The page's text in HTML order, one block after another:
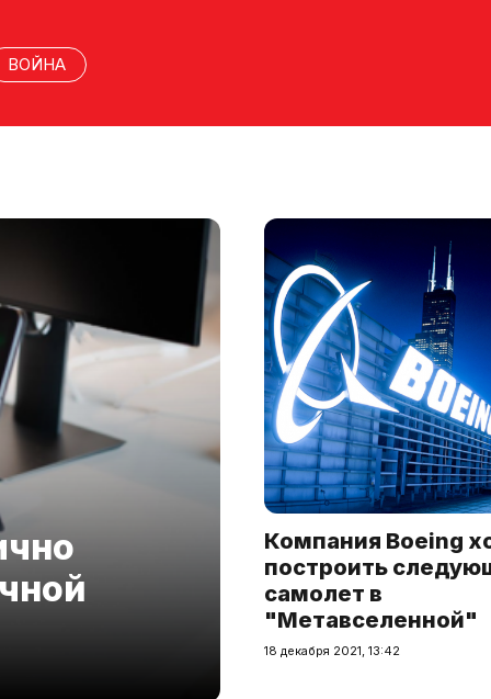
ВОЙНА
Компания Boeing
построить
самолет в
"Метавселенной"
18 декабря 2021, 13:42